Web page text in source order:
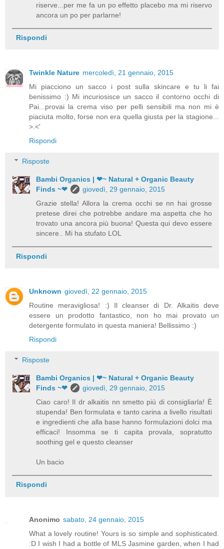
riserve...per me fa un po effetto placebo ma mi riservo
ancora un po per parlarne!
Rispondi
Twinkle Nature mercoledì, 21 gennaio, 2015
Mi piacciono un sacco i post sulla skincare e tu li fai
benissimo :) Mi incuriosisce un sacco il contorno occhi di
Pai...provai la crema viso per pelli sensibili ma non mi è
piaciuta molto, forse non era quella giusta per la stagione...
>.<'
Rispondi
Risposte
Bambi Organics | ❤~ Natural + Organic Beauty
Finds ~❤
giovedì, 29 gennaio, 2015
Grazie stella! Allora la crema occhi se nn hai grosse
pretese direi che potrebbe andare ma aspetta che ho
trovato una ancora più buona! Questa qui devo essere
sincere.. Mi ha stufato LOL
Rispondi
Unknown giovedì, 22 gennaio, 2015
Routine meravigliosa! :) Il cleanser di Dr. Alkaitis deve
essere un prodotto fantastico, non ho mai provato un
detergente formulato in questa maniera! Bellissimo :)
Rispondi
Risposte
Bambi Organics | ❤~ Natural + Organic Beauty
Finds ~❤
giovedì, 29 gennaio, 2015
Ciao caro! Il dr alkaitis nn smetto più di consigliarla! È
stupenda! Ben formulata e tanto carina a livello risultati
e ingredienti che alla base hanno formulazioni dolci ma
efficaci! Insomma se ti capita provala, sopratutto
soothing gel e questo cleanser
Un bacio
Rispondi
Anonimo sabato, 24 gennaio, 2015
What a lovely routine! Yours is so simple and sophisticated.
:D I wish I had a bottle of MLS Jasmine garden, when I had